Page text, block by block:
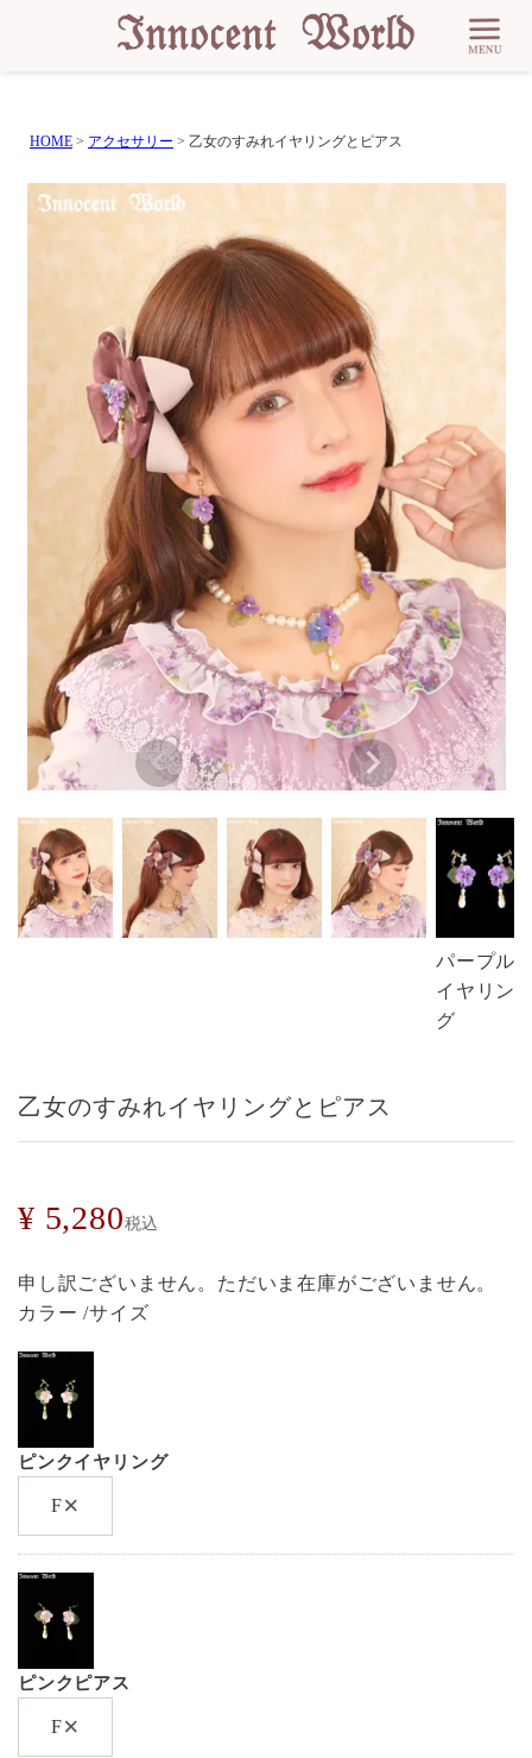
HOME アクセサリー 乙女のすみれイヤリングとピアス
パープル
イヤリン
グ
乙女のすみれイヤリングとピアス
¥ 5,280税込
申し訳ございません。ただいま在庫がございません。
カラー
サイズ
ピンクイヤリング
F×
ピンクピアス
F×